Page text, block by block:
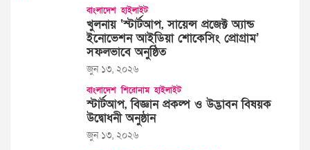
বাংলাদেশ হাইলাইট
খুলনায় ‘স্টার্টআপ, সায়েন্স প্রজেক্ট অ্যান্ড
ইনোভেশন আইডিয়া শোকেসিং প্রোগ্রাম’
সফলভাবে অনুষ্ঠিত
জুন ১৩, ২০২৬
বাংলাদেশ শিরোনাম হাইলাইট
স্টার্টআপ, বিজ্ঞান প্রকল্প ও উদ্ভাবন বিষয়ক
উদ্বোধনী অনুষ্ঠান
জুন ১৩, ২০২৬